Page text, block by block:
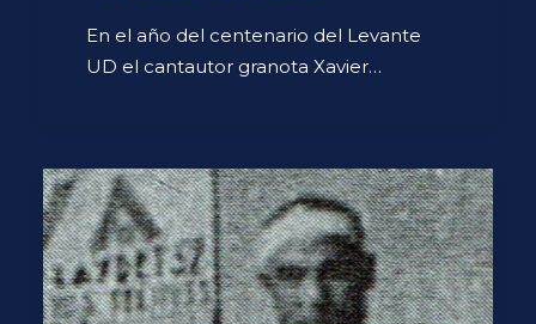
En el año del centenario del Levante
UD el cantautor granota Xavier…